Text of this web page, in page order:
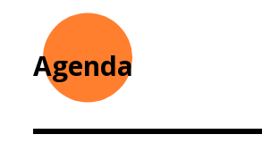
Mairie
Agenda